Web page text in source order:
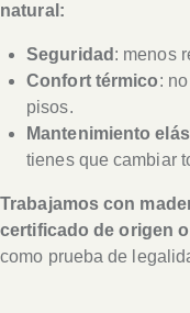
natural:
Seguridad : menos
Confort térmico:
pisos.
Mantenimiento
tienes que cambiar
Trabajamos con
certificado de origen
como prueba de